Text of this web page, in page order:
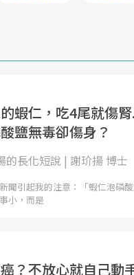
蝦仁，吃4尾就傷
鹽無毒卻傷身？
的長化短說 | 謝玠揚 博士
聞引起我的注意：「蝦仁泡磷
小，而是
？不放心就自己動